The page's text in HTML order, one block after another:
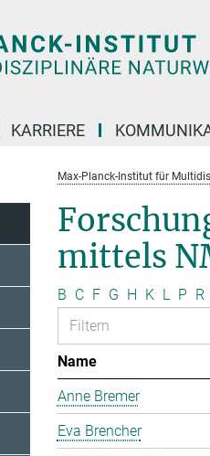
KARRIERE
Max-Planck-Institut für
mittels
B C F G H K L P R
Name
Anne Bremer
Eva Brencher